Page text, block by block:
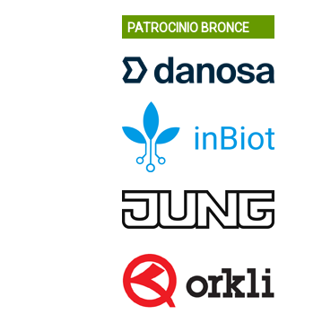
PATROCINIO BRONCE